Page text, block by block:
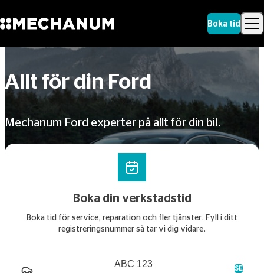
Boka tid
Allt för din Ford
Mechanum Ford experter på allt för din bil.
Boka din verkstadstid
Boka tid för service, reparation och fler tjänster. Fyll i ditt
registreringsnummer så tar vi dig vidare.
SE